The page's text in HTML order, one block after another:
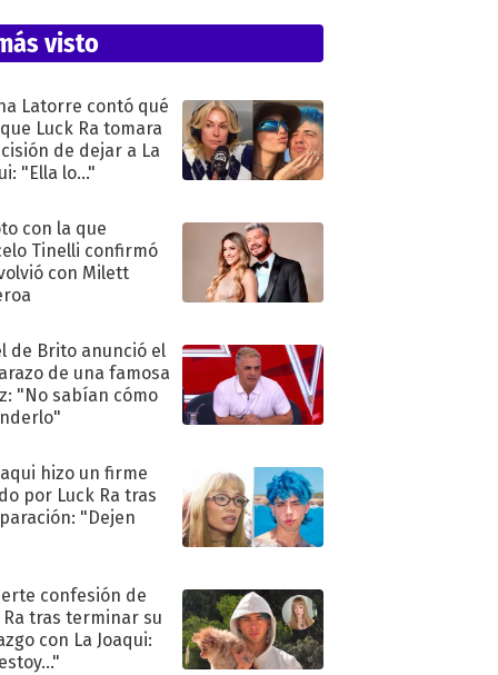
visto
Latorre contó qué
Luck Ra tomara
de dejar a La
"Ella lo..."
con la que
Tinelli confirmó
con Milett
de Brito anunció el
de una famosa
"No sabían cómo
hizo un firme
por Luck Ra tras
"Dejen
confesión de
Ra tras terminar su
con La Joaqui: